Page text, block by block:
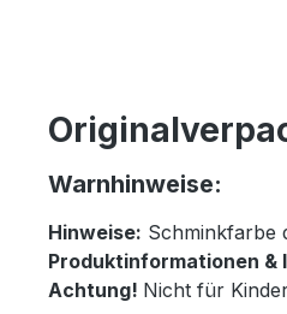
Warnhinweise:
Hinweise: Schminkfarbe
Produktinformationen &
Achtung! Nicht für